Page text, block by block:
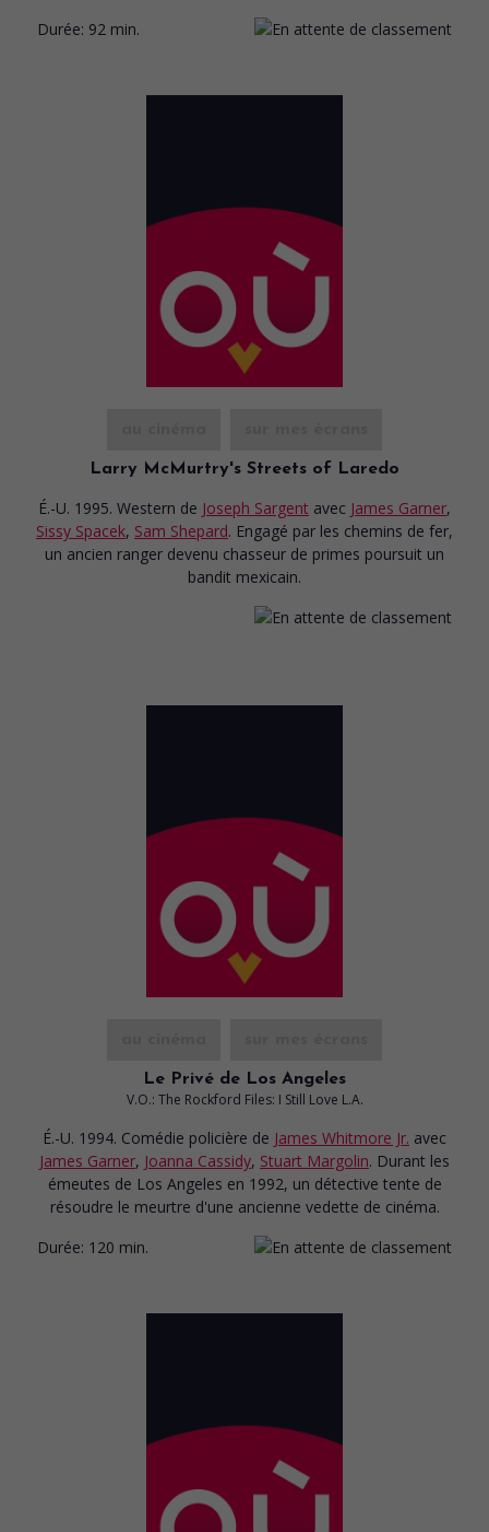
Durée: 92 min.
Larry McMurtry's Streets of Laredo
É.-U. 1995. Western de Joseph Sargent avec James Garner,
Sissy Spacek, Sam Shepard. Engagé par les chemins de fer,
un ancien ranger devenu chasseur de primes poursuit un
bandit mexicain.
Le Privé de Los Angeles
V.O.: The Rockford Files: I Still Love L.A.
É.-U. 1994. Comédie policière de James Whitmore Jr. avec
James Garner, Joanna Cassidy, Stuart Margolin. Durant les
émeutes de Los Angeles en 1992, un détective tente de
résoudre le meurtre d'une ancienne vedette de cinéma.
Durée: 120 min.